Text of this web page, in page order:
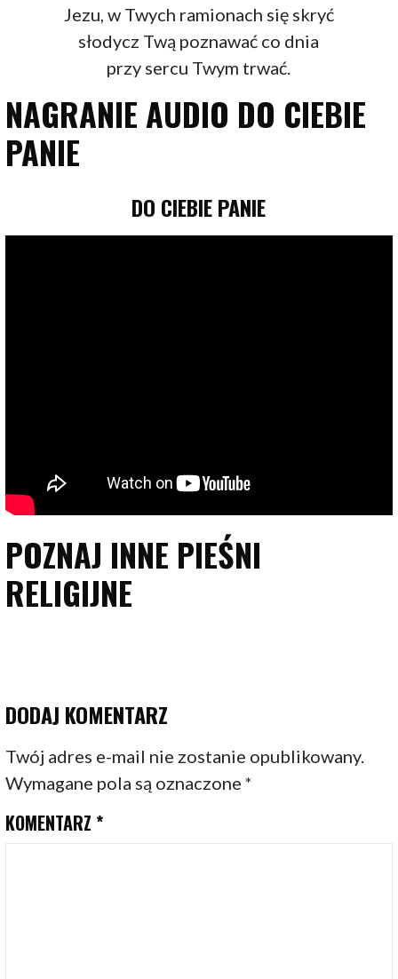
Jezu, w Twych ramionach się skryć
słodycz Twą poznawać co dnia
przy sercu Twym trwać.
NAGRANIE AUDIO DO CIEBIE
PANIE
DO CIEBIE PANIE
POZNAJ INNE PIEŚNI
RELIGIJNE
DODAJ KOMENTARZ
Twój adres e-mail nie zostanie opublikowany.
Wymagane pola są oznaczone*
KOMENTARZ *